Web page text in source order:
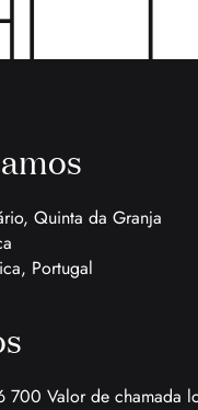
Quinta da Granja
Portugal
700 Valor de chamada